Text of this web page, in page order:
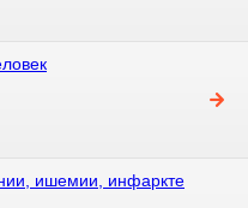
ишемии, инфаркте